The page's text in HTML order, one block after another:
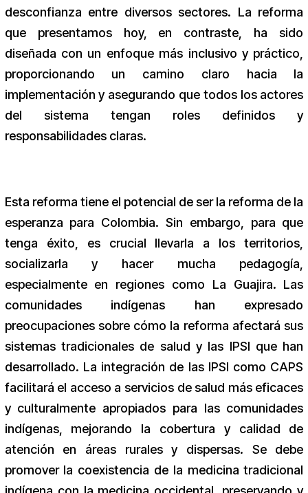
desconfianza entre diversos sectores. La reforma
que presentamos hoy, en contraste, ha sido
diseñada con un enfoque más inclusivo y práctico,
proporcionando un camino claro hacia la
implementación y asegurando que todos los actores
del sistema tengan roles definidos y
responsabilidades claras.
Esta reforma tiene el potencial de ser la reforma de la
esperanza para Colombia. Sin embargo, para que
tenga éxito, es crucial llevarla a los territorios,
socializarla y hacer mucha pedagogía,
especialmente en regiones como La Guajira. Las
comunidades indígenas han expresado
preocupaciones sobre cómo la reforma afectará sus
sistemas tradicionales de salud y las IPSI que han
desarrollado. La integración de las IPSI como CAPS
facilitará el acceso a servicios de salud más eficaces
y culturalmente apropiados para las comunidades
indígenas, mejorando la cobertura y calidad de
atención en áreas rurales y dispersas. Se debe
promover la coexistencia de la medicina tradicional